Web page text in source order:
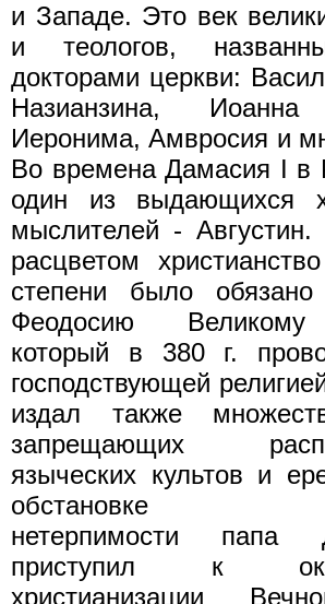
и Западе. Это век
и теологов,
докторами церкви:
Назианзина, Иоанна
Иеронима, Амвросия и
Во времена Дамасия I в
один из выдающихся
мыслителей -
расцветом
степени было обязано
Феодосию Великому
который в 380 г.
господствующей
издал также
запрещающих
языческих культов и
обстановке
нетерпимости
приступил к
христианизации